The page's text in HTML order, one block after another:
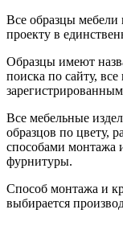
Все образцы
проекту в
Образцы имеют
поиска по сайту,
Все мебельные
образцов по цвету,
способами монтажа
фурнитуры.
Способ монтажа и
выбирается